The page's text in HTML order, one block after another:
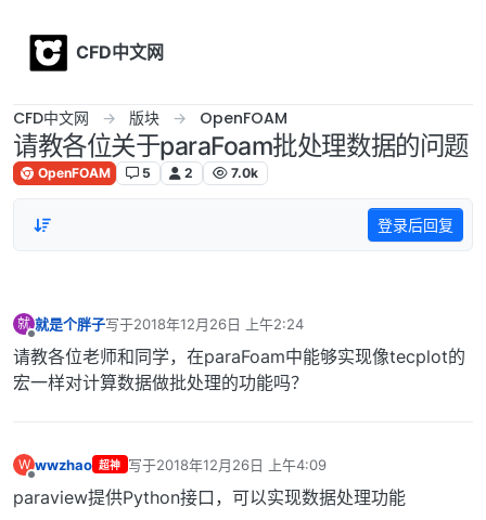
CFD中文网
CFD中文网 版块 OpenFOAM
请教各位关于paraFoam批处理数据的问题
OpenFOAM 5 2 7.0k
登录后回复
就
离线
就是个胖子写于2018年12月26日 上午2:24
最后由 编辑
请教各位老师和同学，在paraFoam中能够实现像tecplot的
宏一样对计算数据做批处理的功能吗？
W wwzhao 超神 写于2018年12月26日 上午4:09
最后由 编辑
paraview提供Python接口，可以实现数据处理功能